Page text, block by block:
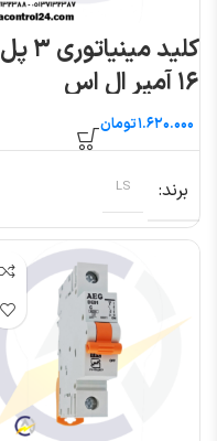
کلید مینیاتوری ۳ پل
۱۶ آمپر ال اس
تومان
برند LS